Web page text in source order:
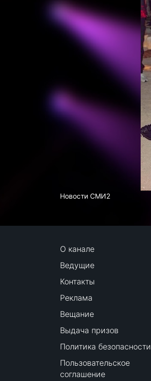
Новости СМИ2
О канале
Ведущие
Контакты
Реклама
Вещание
Выдача призов
Политика безопасности
Пользовательское
соглашение